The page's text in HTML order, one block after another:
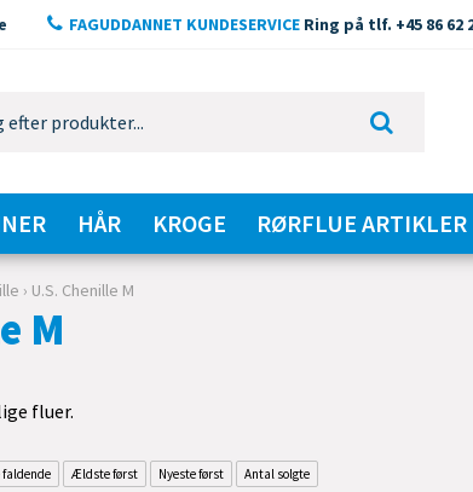
FAGUDDANNET KUNDESERVICERing på tlf. +45 86 62
HÅR KROGE RØRFLUE ARTIKLER
› U.S. Chenille M
M
fluer.
faldende Ældste først Nyeste først Antal solgte